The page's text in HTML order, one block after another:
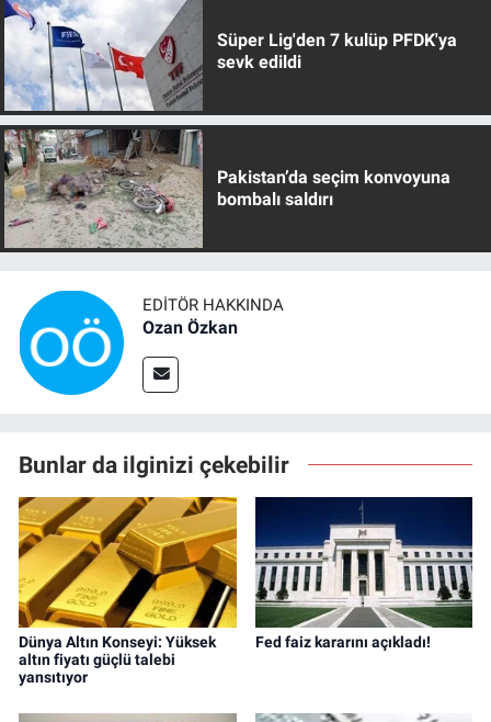
Süper Lig'den 7 kulüp PFDK'ya
sevk edildi
Pakistan’da seçim konvoyuna
bombalı saldırı
EDITÖR HAKKINDA
Ozan Özkan
Bunlar da ilginizi çekebilir
Dünya Altın Konseyi: Yüksek
altın fiyatı güçlü talebi
yansıtıyor
Fed faiz kararını açıkladı!